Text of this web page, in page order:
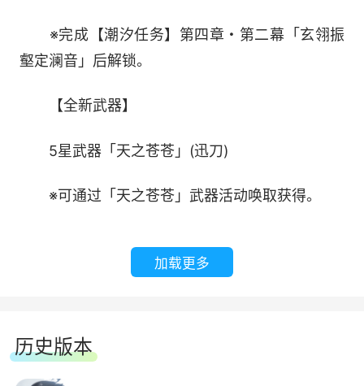
●5星武器「天之苍苍」(迅刀)
流风铸刃，苍天为鞘，剑锋既出，万籁俱寂。
永不褪色的那抹青蓝，是她的决意、誓言与理想。
可通过「天之苍苍」武器活动唤取获得。
※完成【潮汐任务】第四章・第二幕「玄翎振
壑定澜音」后解锁。
【全新武器】
5星武器「天之苍苍」(迅刀)
※可通过「天之苍苍」武器活动唤取获得。
「梦州・玄方地界」
加载更多
历史版本